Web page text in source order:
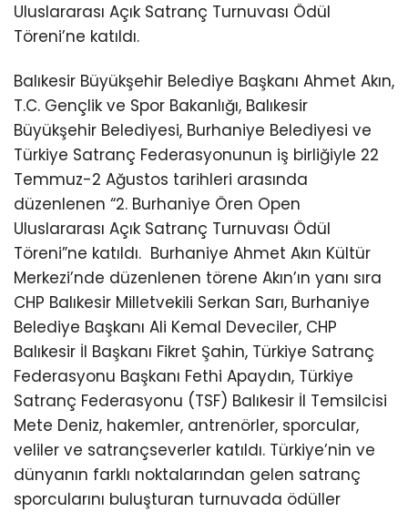
Uluslararası Açık Satranç Turnuvası Ödül
Töreni’ne katıldı.
Balıkesir Büyükşehir Belediye Başkanı Ahmet Akın,
T.C. Gençlik ve Spor Bakanlığı, Balıkesir
Büyükşehir Belediyesi, Burhaniye Belediyesi ve
Türkiye Satranç Federasyonunun iş birliğiyle 22
Temmuz-2 Ağustos tarihleri arasında
düzenlenen “2. Burhaniye Ören Open
Uluslararası Açık Satranç Turnuvası Ödül
Töreni”ne katıldı. Burhaniye Ahmet Akın Kültür
Merkezi’nde düzenlenen törene Akın’ın yanı sıra
CHP Balıkesir Milletvekili Serkan Sarı, Burhaniye
Belediye Başkanı Ali Kemal Deveciler, CHP
Balıkesir İl Başkanı Fikret Şahin, Türkiye Satranç
Federasyonu Başkanı Fethi Apaydın, Türkiye
Satranç Federasyonu (TSF) Balıkesir İl Temsilcisi
Mete Deniz, hakemler, antrenörler, sporcular,
veliler ve satrançseverler katıldı. Türkiye’nin ve
dünyanın farklı noktalarından gelen satranç
sporcularını buluşturan turnuvada ödüller